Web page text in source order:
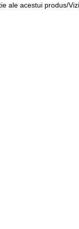
ale acestui produs/